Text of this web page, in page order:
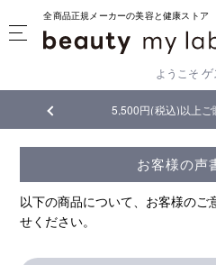
全商品正規メーカーの美容と健康ストア
ようこそ ゲ
5,500円(税込)以上ご
お客様の声
以下の商品について、お客様の
せください。